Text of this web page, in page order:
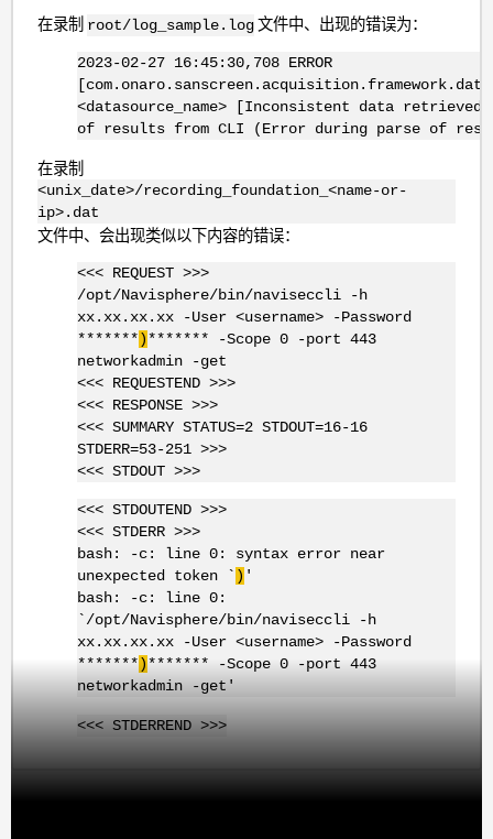
在录制 root/log_sample.log文件中、出现的错误为：
2023-02-27 16:45:30,708 ERROR
<datasource_name> [Inconsistent data
of results from CLI (Error during parse of
在录制
<unix_date>/recording_foundation_<name-or-
ip>.dat
文件中、会出现类似以下内容的错误：
<<< REQUEST >>>
/opt/Navisphere/bin/naviseccli -h
xx.xx.xx.xx -User <username> -Password
*******)******* -Scope 0 -port 443
networkadmin -get
<<< REQUESTEND >>>
<<< RESPONSE >>>
<<< SUMMARY STATUS=2 STDOUT=16-16
STDERR=53-251 >>>
<<< STDOUT >>>
<<< STDOUTEND >>>
<<< STDERR >>>
bash: -c: line 0: syntax error near
unexpected token ` ) '
bash: -c: line 0:
`/opt/Navisphere/bin/naviseccli -h
xx.xx.xx.xx -User <username> -Password
*******)******* -Scope 0 -port 443
networkadmin -get'
<<< STDERREND >>>